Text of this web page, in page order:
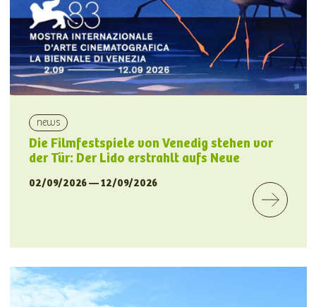
news
Die Filmfestspiele von Venedig stehen vor
der Tür: Der Lido erstrahlt aufs Neue
02/09/2026 — 12/09/2026